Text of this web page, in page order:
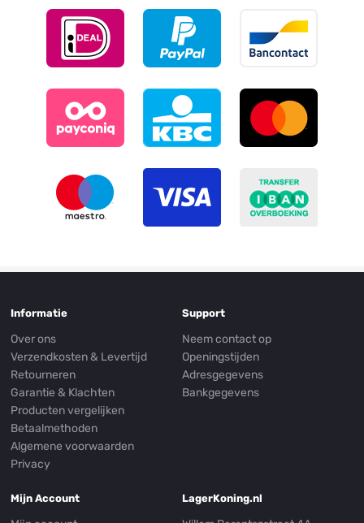
Informatie
Over ons
Verzendkosten & Levertijd
Retourneren
Garantie & Klachten
Producten vergelijken
Betaalmethoden
Algemene voorwaarden
Privacy
Support
Neem contact op
Openingstijden
Adresgegevens
Bankgegevens
Mijn Account LagerKoning.nl